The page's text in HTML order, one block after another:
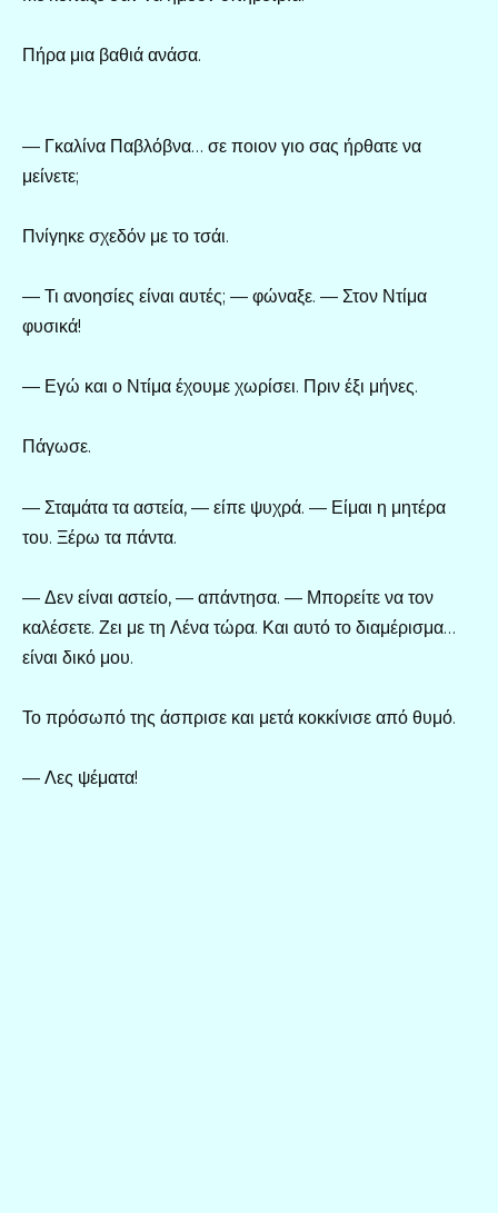
Πήρα μια βαθιά ανάσα.
— Γκαλίνα Παβλόβνα… σε ποιον γιο σας ήρθατε να
μείνετε;
Πνίγηκε σχεδόν με το τσάι.
— Τι ανοησίες είναι αυτές; — φώναξε. — Στον Ντίμα
φυσικά!
— Εγώ και ο Ντίμα έχουμε χωρίσει. Πριν έξι μήνες.
Πάγωσε.
— Σταμάτα τα αστεία, — είπε ψυχρά. — Είμαι η μητέρα
του. Ξέρω τα πάντα.
— Δεν είναι αστείο, — απάντησα. — Μπορείτε να τον
καλέσετε. Ζει με τη Λένα τώρα. Και αυτό το διαμέρισμα…
είναι δικό μου.
Το πρόσωπό της άσπρισε και μετά κοκκίνισε από θυμό.
— Λες ψέματα!